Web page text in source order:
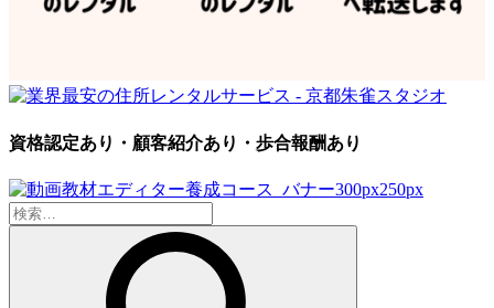
資格認定あり・顧客紹介あり・歩合報酬あり
検
索: